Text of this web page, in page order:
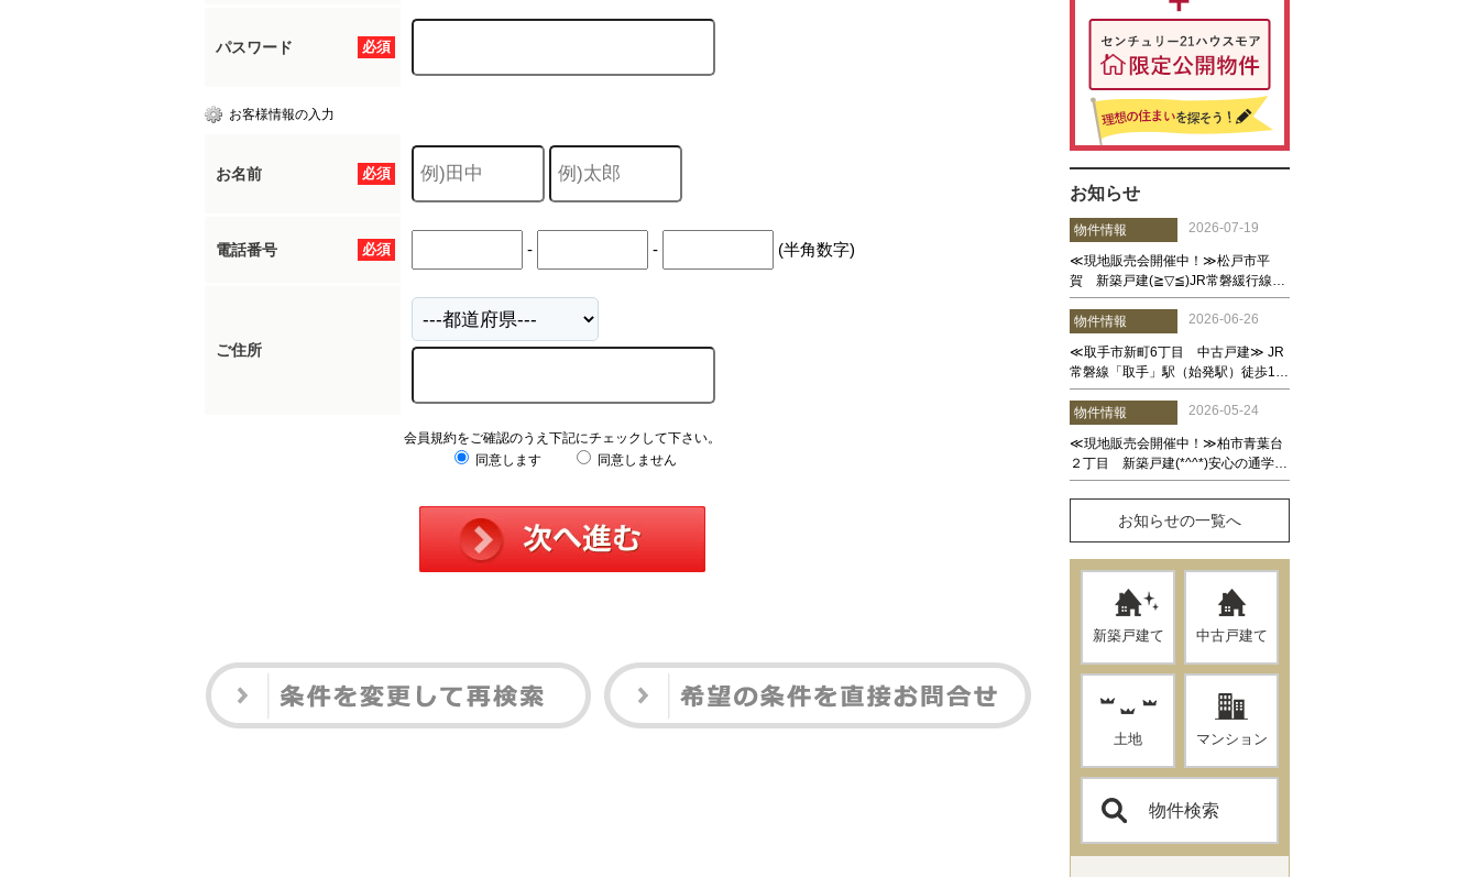
必須
パスワード
お客様情報の入力
必須
お名前
必須
電話番号 - - (半角数字)
ご住所
会員規約をご確認のうえ下記にチェックして下さい。
同意します
同意しません
お知らせ
お知らせの一覧へ
新築戸建て 中古戸建て
土地 マンション
物件検索